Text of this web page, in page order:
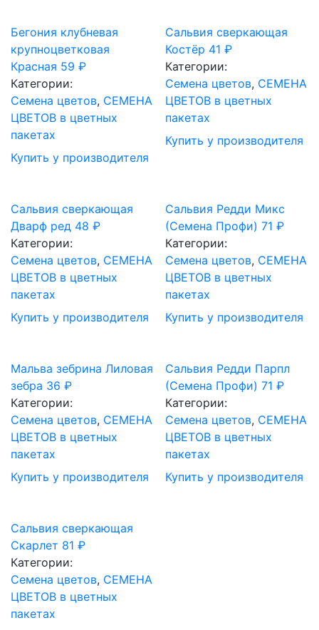
Бегония клубневая
крупноцветковая
Красная 59 ₽
Категории:
Семена цветов, СЕМЕНА
ЦВЕТОВ в цветных
пакетах
Купить у производителя
Сальвия сверкающая
Костёр 41₽
Категории:
Семена цветов, СЕМЕНА
ЦВЕТОВ в цветных
пакетах
Купить у производителя
Сальвия сверкающая
Дварф ред 48 ₽
Категории:
Семена цветов, СЕМЕНА
ЦВЕТОВ в цветных
пакетах
Купить у производителя
Сальвия Редди Микс
(Семена Профи) 71₽
Категории:
Семена цветов, СЕМЕНА
ЦВЕТОВ в цветных
пакетах
Купить у производителя
Мальва зебрина Лиловая
зебра 36 ₽
Категории:
Семена цветов, СЕМЕНА
ЦВЕТОВ в цветных
пакетах
Купить у производителя
Сальвия Редди Парпл
(Семена Профи) 71₽
Категории:
Семена цветов, СЕМЕНА
ЦВЕТОВ в цветных
пакетах
Купить у производителя
Сальвия сверкающая
Скарлет 81 ₽
Категории:
Семена цветов, СЕМЕНА
ЦВЕТОВ в цветных
пакетах